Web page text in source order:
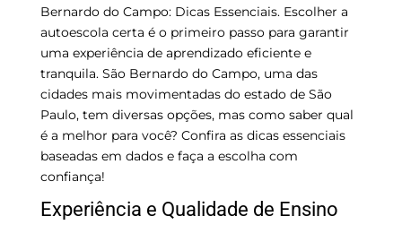
Bernardo do Campo: Dicas Essenciais. Escolher a
autoescola certa é o primeiro passo para garantir
uma experiência de aprendizado eficiente e
tranquila. São Bernardo do Campo, uma das
cidades mais movimentadas do estado de São
Paulo, tem diversas opções, mas como saber qual
é a melhor para você? Confira as dicas essenciais
baseadas em dados e faça a escolha com
confiança!
Experiência e Qualidade de Ensino